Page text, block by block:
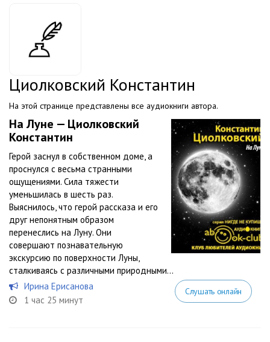
Циолковский Константин
На этой странице представлены все аудиокниги автора.
На Луне — Циолковский
Константин
Герой заснул в собственном доме, а
проснулся с весьма странными
ощущениями. Сила тяжести
уменьшилась в шесть раз.
Выяснилось, что герой рассказа и его
друг непонятным образом
перенеслись на Луну. Они
совершают познавательную
экскурсию по поверхности Луны,
сталкиваясь с различными природными...
Ирина Ерисанова
1 час 25 минут
Слушать онлайн